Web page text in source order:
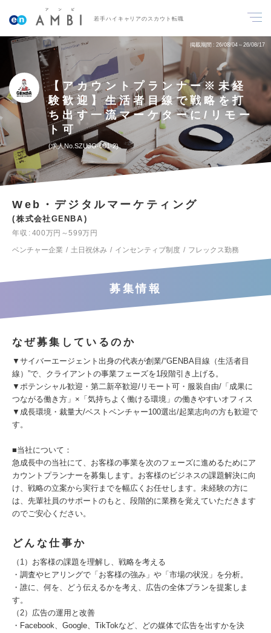
若手ハイキャリアのスカウト転職
掲載期間 26/08/04～26/08/17
【アカウントプランナー※未経
験歓迎】生活者目線で戦略を打
ち出す一流マーケターに/リモー
ト可
求人No.SZUJG-001-2
Web・デジタルマーケティング
株式会社GENBA
年収
400万円～599万円
ベンチャー企業
土日祝休み インセンティブ制度 フレックス勤務
募集情報
なぜ募集しているのか
▼サイバーエージェント出身の代表が創業/“GENBA目線（生活者目
線）”で、クライアントの事業フェーズを1段階引き上げる。
▼ポテンシャル歓迎・第二新卒歓迎/リモート可・服装自由/「成果に
つながる働き方」×「気持ちよく働ける環境」の働きやすいオフィス
▼成長環境・裁量大/ベストベンチャー100選出/起業志向の方も歓迎で
す。
■当社について：
急成長中の当社にて、お客様の事業を次のフェーズに進めるためにア
カウントプランナーを募集します。お客様のビジネスの課題解決に向
け、戦略の立案から実行までを幅広くお任せします。未経験の方に
は、先輩社員のサポートのもと、段階的に業務を覚えていただきます
のでご安心ください。
どんな仕事か
（1）お客様の課題を理解し、戦略を考える
・調査やヒアリングで「お客様の強み」や「市場の状況」を分析。
・誰に、何を、どう伝えるかを考え、広告の全体プランを提案しま
す。
（2）広告の運用と改善
・Facebook、Google、TikTokなど、どの媒体で広告を出すかを決